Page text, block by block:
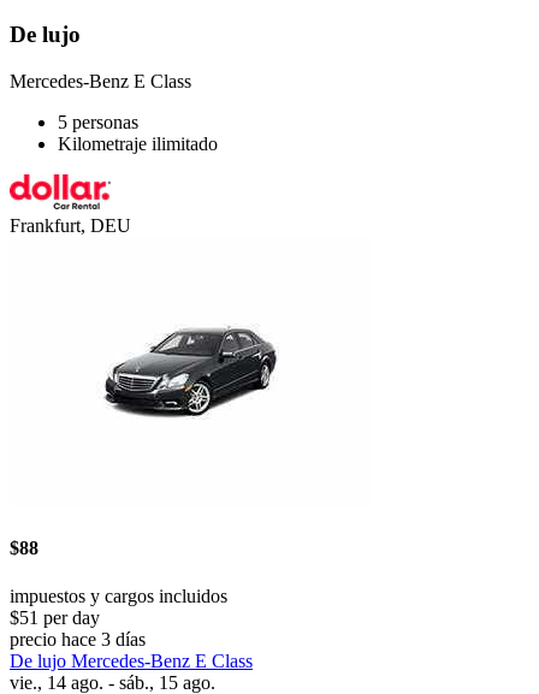
De lujo
Mercedes-Benz E Class
5 personas
Kilometraje ilimitado
Frankfurt, DEU
$88
impuestos y cargos incluidos
$51 per day
precio hace 3 días
De lujo Mercedes-Benz E Class
vie., 14 ago. - sáb., 15 ago.